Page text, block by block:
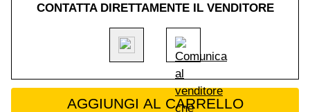
CONTATTA DIRETTAMENTE IL VENDITORE
Antico Orologio a Pendolo Napoleone III in
AGGIUNGI AL CARRELLO